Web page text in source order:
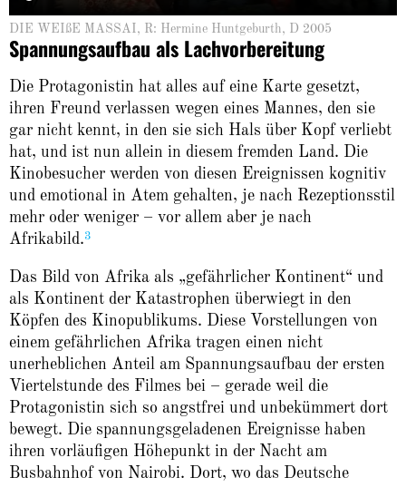
DIE WEIßE MASSAI, R: Hermine Huntgeburth, D 2005
Spannungsaufbau als Lachvorbereitung
Die Protagonistin hat alles auf eine Karte gesetzt,
ihren Freund verlassen wegen eines Mannes, den sie
gar nicht kennt, in den sie sich Hals über Kopf verliebt
hat, und ist nun allein in diesem fremden Land. Die
Kinobesucher werden von diesen Ereignissen kognitiv
und emotional in Atem gehalten, je nach Rezeptionsstil
mehr oder weniger – vor allem aber je nach
Afrikabild.3
Das Bild von Afrika als „gefährlicher Kontinent“ und
als Kontinent der Katastrophen überwiegt in den
Köpfen des Kinopublikums. Diese Vorstellungen von
einem gefährlichen Afrika tragen einen nicht
unerheblichen Anteil am Spannungsaufbau der ersten
Viertelstunde des Filmes bei – gerade weil die
Protagonistin sich so angstfrei und unbekümmert dort
bewegt. Die spannungsgeladenen Ereignisse haben
ihren vorläufigen Höhepunkt in der Nacht am
Busbahnhof von Nairobi. Dort, wo das Deutsche